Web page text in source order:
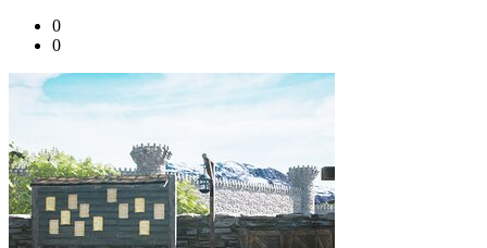
0
0